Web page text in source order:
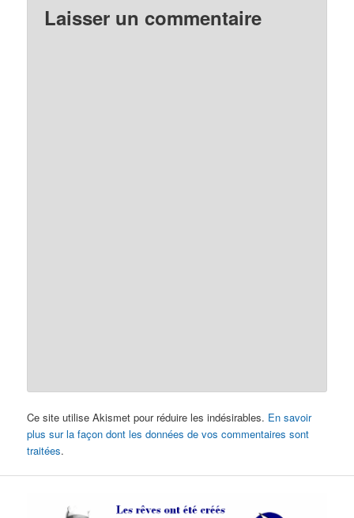
Laisser un commentaire
Ce site utilise Akismet pour réduire les indésirables. En savoir
plus sur la façon dont les données de vos commentaires sont
traitées.